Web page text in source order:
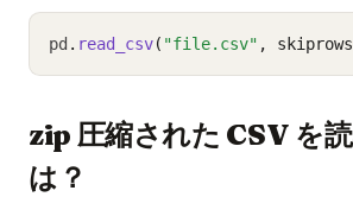
pd . read_csv( "file.csv" , skiprows
zip 圧縮された CSV を
は？